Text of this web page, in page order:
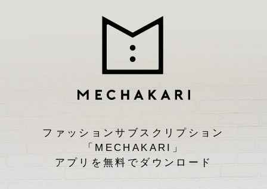
ファッションサブスクリプション
「MECHAKARI」
アプリを無料でダウンロード